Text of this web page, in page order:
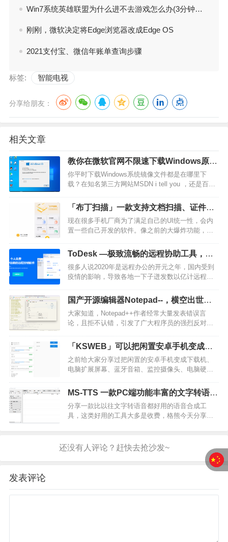
Win7系统英雄联盟为什么进不去游戏怎么办(3分钟解决LOL进不了游戏方法)
刚刚，微软决定将Edge浏览器改成Edge OS
2021支付宝、微信年账单查询步骤
标签: 智能电视
分享给朋友：
相关文章
教你在微软官网不限速下载Windows原版
系统镜像文件！
你平时下载Windows系统镜像文件都是在哪里下
载？在知名第三方网站MSDN i tell you ，还是百度
刚重装的系统可能就会冒出一堆推广软件。最安全
最保险的方法就是在官网下载由官方直接提供的镜
像文件，也许你会说微软官网下载速度太慢了，而
且官…
「布丁扫描」一款支持文档扫描、证件扫
描、文档管理等的软件
现在很多手机厂商为了满足自己的UI统一性，会内
置一些自己开发的软件。像之前的大爆炸功能，就
害，也来自大厂，这款软件希望用户生活能够井井
有条，现在让我们来一探究竟~软件名称：布丁扫描
支持设备：安卓、苹果测试设备：安卓01软件介
绍 “布丁扫描“，原名”…
ToDesk —极致流畅的远程协助工具，全
平台支持
很多人说2020年是远程办公的开元之年，国内受到
疫情的影响，导致各地一下子迸发数以亿计远程办
少一款性能优秀，性价比高的远程控制软件。而
ToDesk就是在这波需求下，成长起来的远程控制软
件。提供纯粹的远程控制软件体验，简单的界面，
优秀的稳定性，9年开发IP软…
国产开源编辑器Notepad--，横空出世！
完美替代Notepad++
大家知道，Notepad++作者经常大量发表错误言
论，且拒不认错，引发了广大程序员的强烈反对，
辑器。今天推荐一款国内大佬写的类似
Notepad++的文本编辑器—Notepad--！这位大佬也
是性情中人，看不惯那小人嘴脸，发誓要自己开发
一款超越Notepad…
「KSWEB」可以把闲置安卓手机变成
NAS 服务器，最新方法分享
之前给大家分享过把闲置的安卓手机变成下载机、
电脑扩展屏幕、蓝牙音箱、监控摄像头、电脑硬件
搭建个人博客、或者用来备份文件、搭建私人家庭
影库中心等。这里需要用到「KSWEB」这款服务器
应用，无需手机 ROOT，只要是安卓手机（安卓 8.0
或以上）基本都…
MS-TTS 一款PC端功能丰富的文字转语音
工具，无需安装 完全免费
分享一款比以往文字转语音都好用的语音合成工
具，这类好用的工具大多是收费，格熊今天分享一
MS-TTS，是一款基于微软接口的文字转语音工具，
这款工具提供有两个接口，各有优缺点。工具相比
发表评论